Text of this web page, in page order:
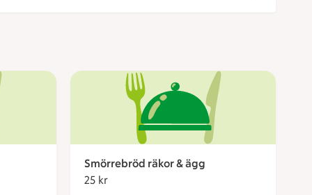
Smörrebröd räkor & ägg
25 kr